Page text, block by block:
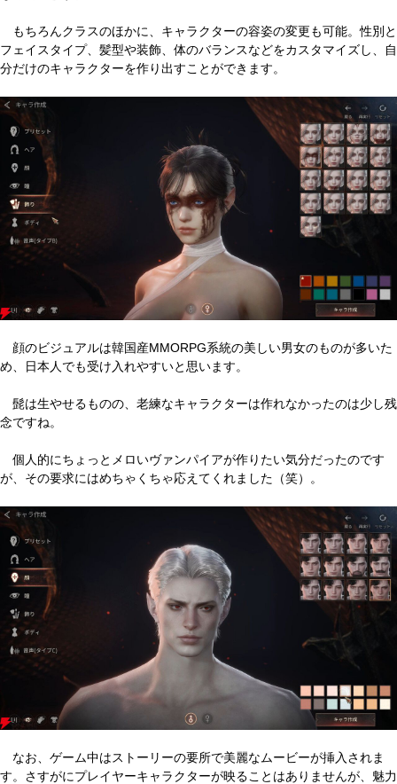
もちろんクラスのほかに、キャラクターの容姿の変更も可能。性別と
フェイスタイプ、髪型や装飾、体のバランスなどをカスタマイズし、自
分だけのキャラクターを作り出すことができます。
顔のビジュアルは韓国産MMORPG系統の美しい男女のものが多いた
め、日本人でも受け入れやすいと思います。
髭は生やせるものの、老練なキャラクターは作れなかったのは少し残
念ですね。
個人的にちょっとメロいヴァンパイアが作りたい気分だったのです
が、その要求にはめちゃくちゃ応えてくれました（笑）。
なお、ゲーム中はストーリーの要所で美麗なムービーが挿入されま
す。さすがにプレイヤーキャラクターが映ることはありませんが、魅力